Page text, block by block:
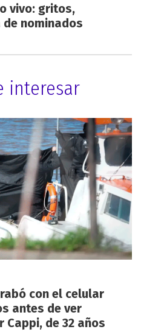
vivo: gritos,
nominados
interesar
con el celular
antes de ver
Cappi, de 32 años